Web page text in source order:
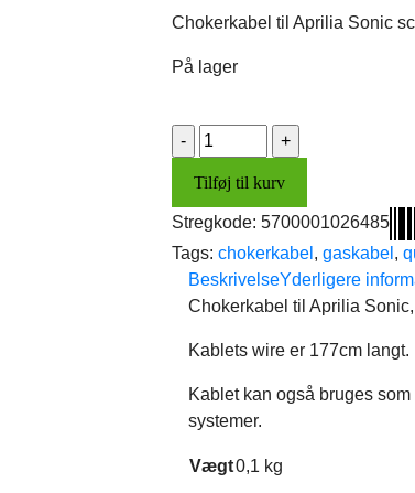
er:
Chokerkabel til Aprilia Sonic
På lager
Chokerkabel
antal
Tilføj til kurv
Stregkode: 5700001026485
Tags: chokerkabel , gaskabel ,
BeskrivelseYderligere
Chokerkabel til Aprilia
Kablets wire er 177cm langt.
Kablet kan også bruges
systemer.
Vægt0,1 kg